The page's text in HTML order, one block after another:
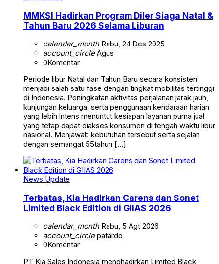
MMKSI Hadirkan Program Diler Siaga Natal &
Tahun Baru 2026 Selama Liburan
calendar_monthRabu, 24 Des 2025
account_circleAgus
0Komentar
Periode libur Natal dan Tahun Baru secara konsisten
menjadi salah satu fase dengan tingkat mobilitas tertinggi
di Indonesia. Peningkatan aktivitas perjalanan jarak jauh,
kunjungan keluarga, serta penggunaan kendaraan harian
yang lebih intens menuntut kesiapan layanan purna jual
yang tetap dapat diakses konsumen di tengah waktu libur
nasional. Menjawab kebutuhan tersebut serta sejalan
dengan semangat 55tahun […]
News Update
Terbatas, Kia Hadirkan Carens dan Sonet
Limited Black Edition di GIIAS 2026
calendar_monthRabu, 5 Agt 2026
account_circlepatardo
0Komentar
PT Kia Sales Indonesia menghadirkan Limited Black